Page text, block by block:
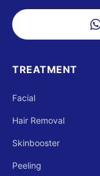
TREATMENT
Facial
Hair Removal
Skinbooster
Peeling